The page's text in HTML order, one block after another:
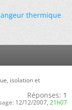
thermique
isolation et
Réponses: 1
12/12/2007, 21h07